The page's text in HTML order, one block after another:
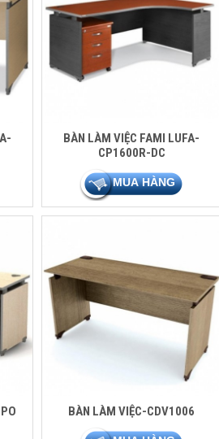
BÀN LÀM VIỆC FAMI LUFA-
CP1600R-DC
BÀN LÀM VIỆC-CDV1006